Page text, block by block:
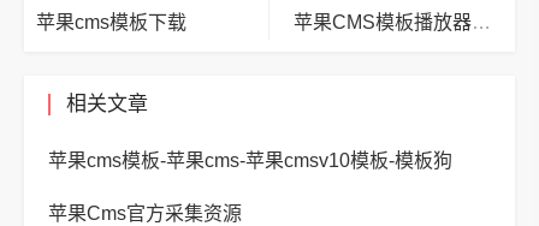
苹果cms模板下载
苹果CMS模板播放器带广告
相关文章
苹果cms模板-苹果cms-苹果cmsv10模板-模板狗
苹果Cms官方采集资源